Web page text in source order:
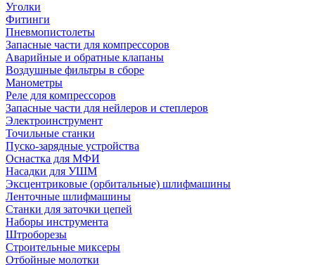
Уголки
Фитинги
Пневмопистолеты
Запасные части для компрессоров
Аварийные и обратные клапаны
Воздушные фильтры в сборе
Манометры
Реле для компрессоров
Запасные части для нейлеров и степлеров
Электроинструмент
Точильные станки
Пуско-зарядные устройства
Оснастка для МФИ
Насадки для УШМ
Эксцентриковые (орбитальные) шлифмашины
Ленточные шлифмашины
Станки для заточки цепей
Наборы инструмента
Штроборезы
Строительные миксеры
Отбойные молотки